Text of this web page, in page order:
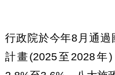
行政院於今年8月通
計畫(2025至2028年